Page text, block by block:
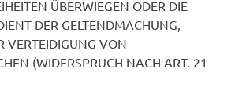
ÜBERWIEGEN ODER DIE
DER GELTENDMACHUNG,
VERTEIDIGUNG VON
(WIDERSPRUCH NACH ART. 21